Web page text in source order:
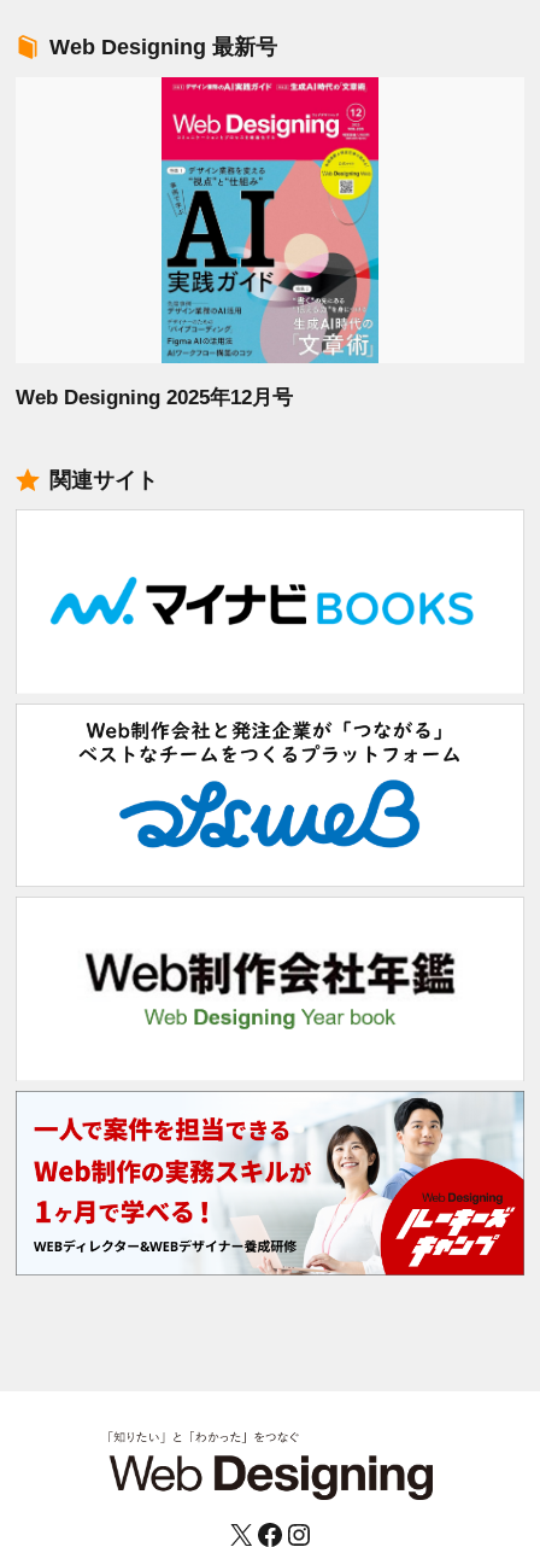
Web Designing 最新号
Web Designing 2025年12月号
関連サイト
X Facebook Instagram